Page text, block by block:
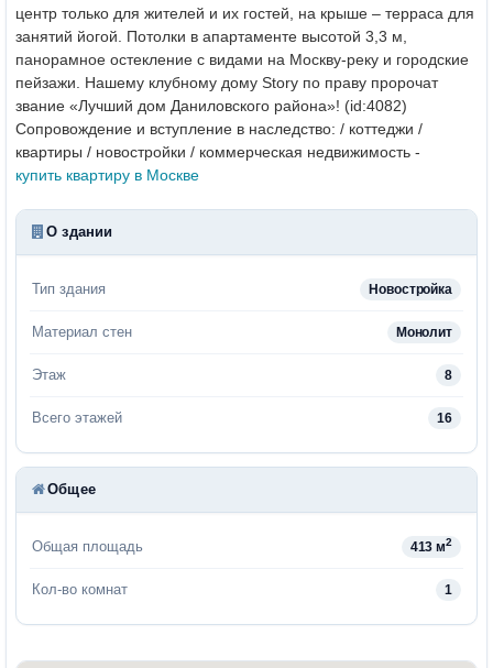
центр только для жителей и их гостей, на крыше – терраса для
занятий йогой. Потолки в апартаменте высотой 3,3 м,
панорамное остекление с видами на Москву-реку и городские
пейзажи. Нашему клубному дому Stоry по праву пророчат
звание «Лучший дом Даниловского района»! (id:4082)
Сопровождение и вступление в наследство: / коттеджи /
квартиры / новостройки / коммерческая недвижимость -
купить квартиру в Москве
О здании
Тип здания Новостройка
Материал стен Монолит
Этаж 8
Всего этажей 16
Общее
Общая площадь 413 м2
Кол-во комнат 1